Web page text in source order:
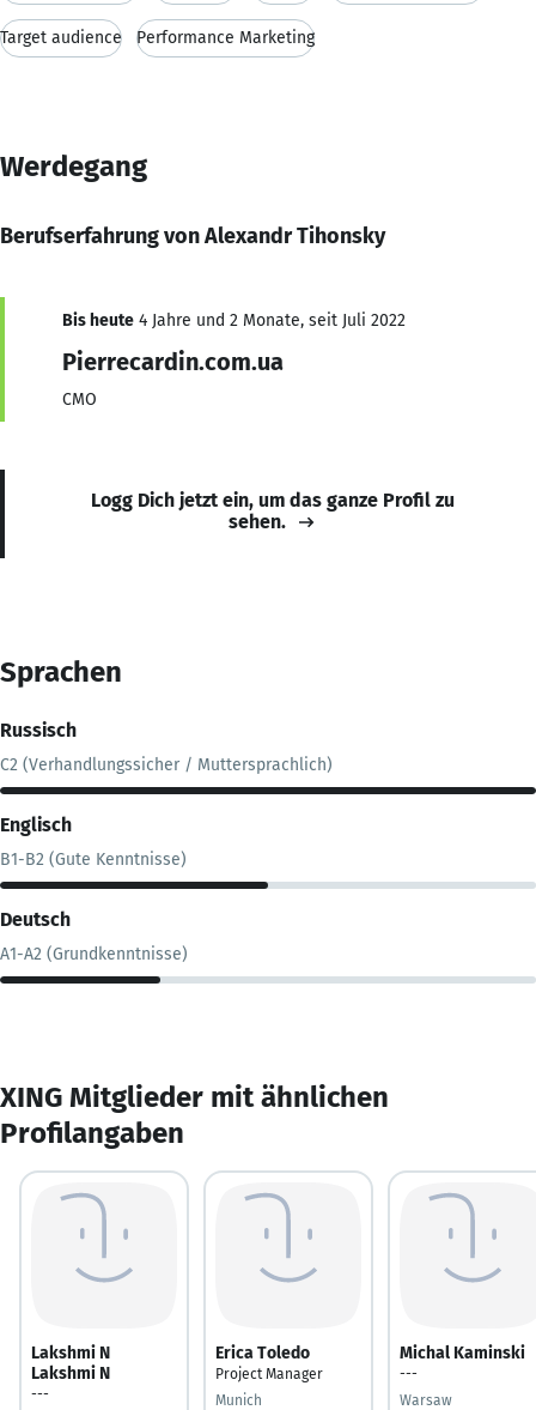
Target audience Performance Marketing
Werdegang
Berufserfahrung von Alexandr Tihonsky
Bis heute 4 Jahre und 2 Monate, seit Juli 2022
Pierrecardin.com.ua
CMO
Logg Dich jetzt ein, um das ganze Profil zu
sehen.
Sprachen
Russisch
C2 (Verhandlungssicher / Muttersprachlich)
Englisch
B1-B2 (Gute Kenntnisse)
Deutsch
A1-A2 (Grundkenntnisse)
XING Mitglieder mit ähnlichen
Profilangaben
Lakshmi N
Lakshmi N
---
Erica Toledo
Project Manager
Munich
Michal Kaminski
---
Warsaw